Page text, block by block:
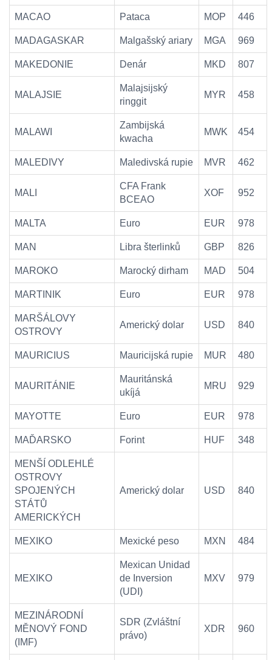
MACAO Pataca MOP 446
MADAGASKAR Malgašský ariary MGA 969
MAKEDONIE Denár MKD 807
MALAJSIE
Malajsijský
ringgit
MYR 458
MALAWI
Zambijská
kwacha
MWK 454
MALEDIVY Maledivská rupie MVR 462
MALI
CFA Frank
BCEAO
XOF 952
MALTA Euro EUR 978
MAN Libra šterlinků GBP 826
MAROKO Marocký dirham MAD 504
MARTINIK Euro EUR 978
MARŠÁLOVY
OSTROVY
Americký dolar USD 840
MAURICIUS Mauricijská rupie MUR 480
MAURITÁNIE
Mauritánská
ukíjá
MRU 929
MAYOTTE Euro EUR 978
MAĎARSKO Forint HUF 348
MENŠÍ ODLEHLÉ
OSTROVY
SPOJENÝCH
STÁTŮ
AMERICKÝCH
Americký dolar USD 840
MEXIKO Mexické peso MXN 484
MEXIKO
Mexican Unidad
de Inversion
(UDI)
MXV 979
MEZINÁRODNÍ
MĚNOVÝ FOND
(IMF)
SDR (Zvláštní
právo)
XDR 960